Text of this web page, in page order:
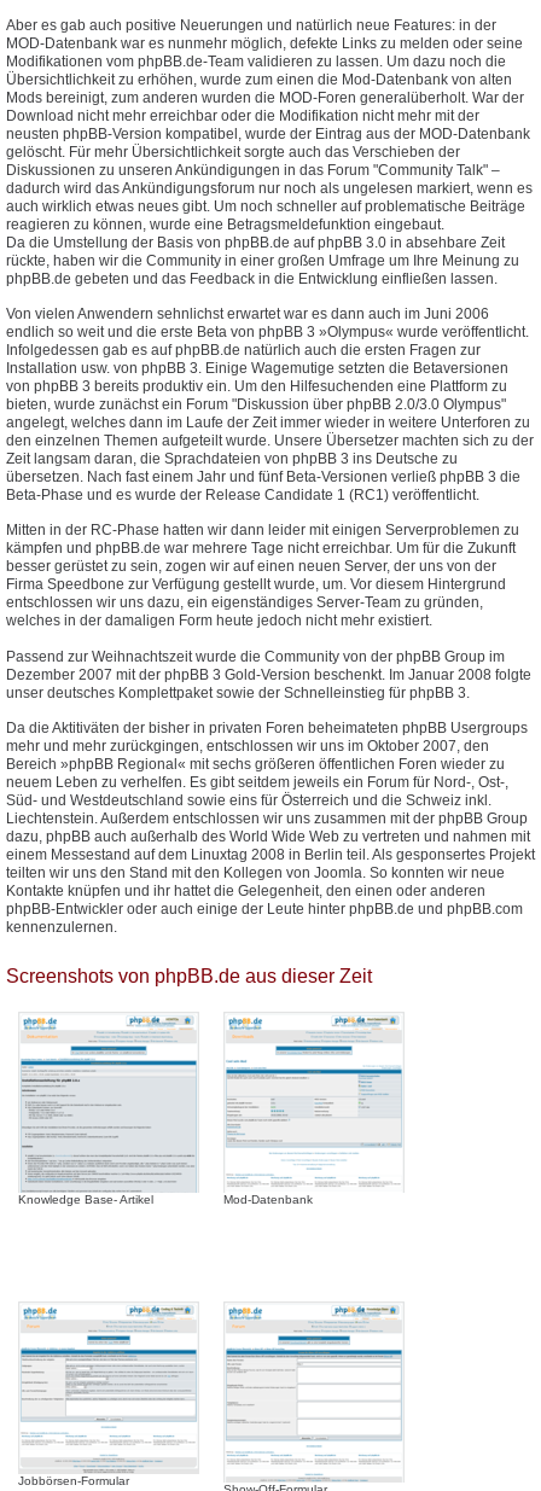
Aber es gab auch positive Neuerungen und natürlich neue Features: in der
MOD-Datenbank war es nunmehr möglich, defekte Links zu melden oder seine
Modifikationen vom phpBB.de-Team validieren zu lassen. Um dazu noch die
Übersichtlichkeit zu erhöhen, wurde zum einen die Mod-Datenbank von alten
Mods bereinigt, zum anderen wurden die MOD-Foren generalüberholt. War der
Download nicht mehr erreichbar oder die Modifikation nicht mehr mit der
neusten phpBB-Version kompatibel, wurde der Eintrag aus der MOD-Datenbank
gelöscht. Für mehr Übersichtlichkeit sorgte auch das Verschieben der
Diskussionen zu unseren Ankündigungen in das Forum "Community Talk" –
dadurch wird das Ankündigungsforum nur noch als ungelesen markiert, wenn es
auch wirklich etwas neues gibt. Um noch schneller auf problematische Beiträge
reagieren zu können, wurde eine Betragsmeldefunktion eingebaut.
Da die Umstellung der Basis von phpBB.de auf phpBB 3.0 in absehbare Zeit
rückte, haben wir die Community in einer großen Umfrage um Ihre Meinung zu
phpBB.de gebeten und das Feedback in die Entwicklung einfließen lassen.
Von vielen Anwendern sehnlichst erwartet war es dann auch im Juni 2006
endlich so weit und die erste Beta von phpBB 3 »Olympus« wurde veröffentlicht.
Infolgedessen gab es auf phpBB.de natürlich auch die ersten Fragen zur
Installation usw. von phpBB 3. Einige Wagemutige setzten die Betaversionen
von phpBB 3 bereits produktiv ein. Um den Hilfesuchenden eine Plattform zu
bieten, wurde zunächst ein Forum "Diskussion über phpBB 2.0/3.0 Olympus"
angelegt, welches dann im Laufe der Zeit immer wieder in weitere Unterforen zu
den einzelnen Themen aufgeteilt wurde. Unsere Übersetzer machten sich zu der
Zeit langsam daran, die Sprachdateien von phpBB 3 ins Deutsche zu
übersetzen. Nach fast einem Jahr und fünf Beta-Versionen verließ phpBB 3 die
Beta-Phase und es wurde der Release Candidate 1 (RC1) veröffentlicht.
Mitten in der RC-Phase hatten wir dann leider mit einigen Serverproblemen zu
kämpfen und phpBB.de war mehrere Tage nicht erreichbar. Um für die Zukunft
besser gerüstet zu sein, zogen wir auf einen neuen Server, der uns von der
Firma Speedbone zur Verfügung gestellt wurde, um. Vor diesem Hintergrund
entschlossen wir uns dazu, ein eigenständiges Server-Team zu gründen,
welches in der damaligen Form heute jedoch nicht mehr existiert.
Passend zur Weihnachtszeit wurde die Community von der phpBB Group im
Dezember 2007 mit der phpBB 3 Gold-Version beschenkt. Im Januar 2008 folgte
unser deutsches Komplettpaket sowie der Schnelleinstieg für phpBB 3.
Da die Aktitiväten der bisher in privaten Foren beheimateten phpBB Usergroups
mehr und mehr zurückgingen, entschlossen wir uns im Oktober 2007, den
Bereich »phpBB Regional« mit sechs größeren öffentlichen Foren wieder zu
neuem Leben zu verhelfen. Es gibt seitdem jeweils ein Forum für Nord-, Ost-,
Süd- und Westdeutschland sowie eins für Österreich und die Schweiz inkl.
Liechtenstein. Außerdem entschlossen wir uns zusammen mit der phpBB Group
dazu, phpBB auch außerhalb des World Wide Web zu vertreten und nahmen mit
einem Messestand auf dem Linuxtag 2008 in Berlin teil. Als gesponsertes Projekt
teilten wir uns den Stand mit den Kollegen von Joomla. So konnten wir neue
Kontakte knüpfen und ihr hattet die Gelegenheit, den einen oder anderen
phpBB-Entwickler oder auch einige der Leute hinter phpBB.de und phpBB.com
kennenzulernen.
Screenshots von phpBB.de aus dieser Zeit
Knowledge Base- Artikel Mod-Datenbank
Jobbörsen-Formular